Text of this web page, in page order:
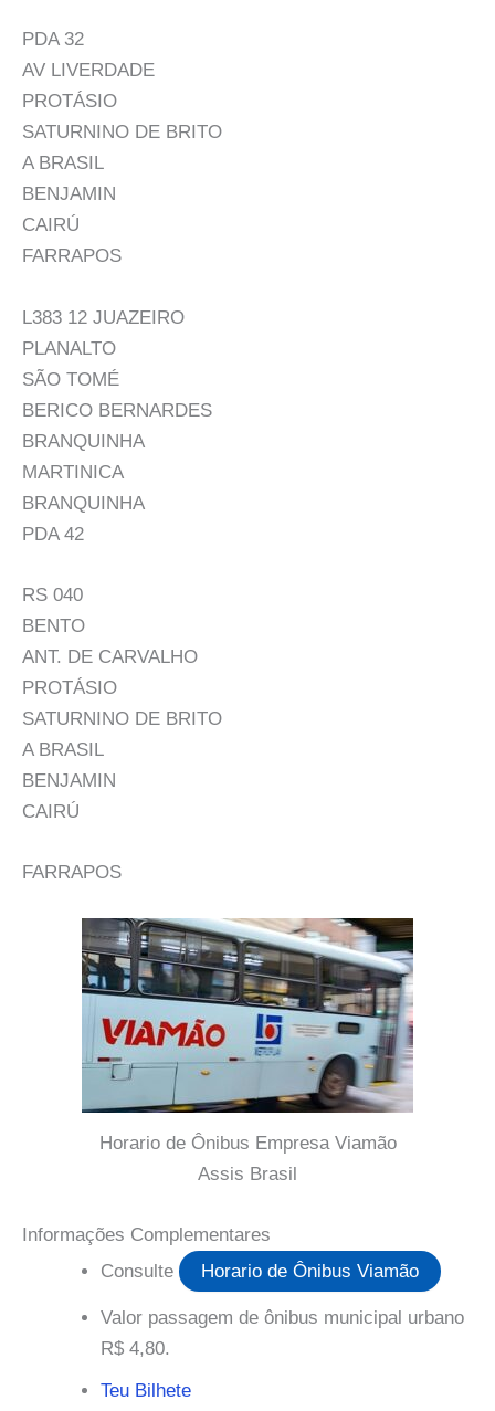
PDA 32
AV LIVERDADE
PROTÁSIO
SATURNINO DE BRITO
A BRASIL
BENJAMIN
CAIRÚ
FARRAPOS
L383 12 JUAZEIRO
PLANALTO
SÃO TOMÉ
BERICO BERNARDES
BRANQUINHA
MARTINICA
BRANQUINHA
PDA 42
RS 040
BENTO
ANT. DE CARVALHO
PROTÁSIO
SATURNINO DE BRITO
A BRASIL
BENJAMIN
CAIRÚ
FARRAPOS
Horario de Ônibus Empresa Viamão
Assis Brasil
Informações Complementares
Consulte
Horario de Ônibus Viamão
Valor passagem de ônibus municipal urbano
R$ 4,80.
Teu Bilhete